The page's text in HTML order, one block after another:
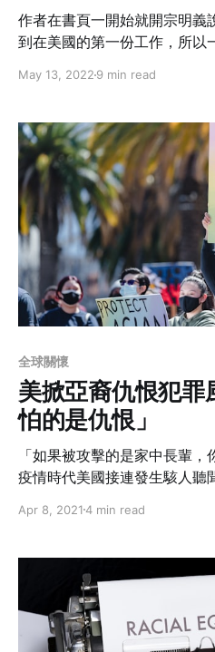
作者在書頁一開始就開宗明義
到在美國的第一份工作，所以
中，我開始明白，「人脈」是
May 13, 2022 9 min read
全球關懷
美掀亞裔仇恨犯罪
怕的是仇恨」
「如果被攻擊的是家中長輩
疫情時代美國接連發生駭人聽
華人的神經；長期以來被歧視
可能嗎？我們到底還要旁觀多
Apr 8, 20214 min read